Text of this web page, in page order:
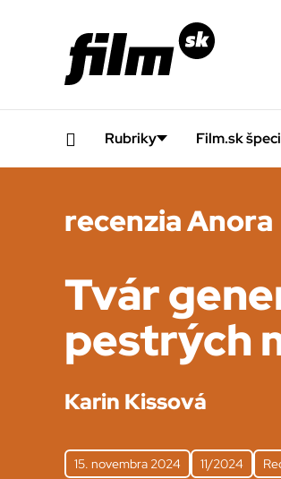
Rubriky Film.sk
recenzia Anora
Tvár
pestrých
Karin Kissová
15. novembra 2024 11/2024